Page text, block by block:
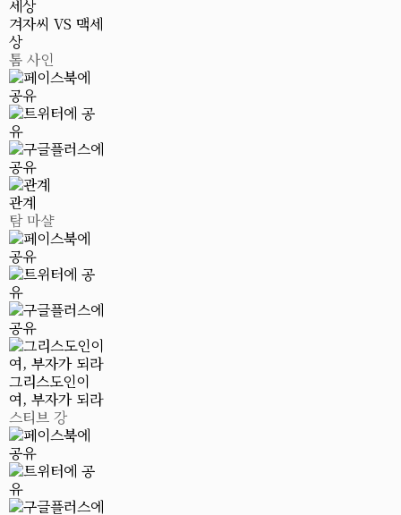
겨자씨 VS 맥세
상
톰 사인
관계
탐 마샬
그리스도인이
여, 부자가 되라
스티브 강